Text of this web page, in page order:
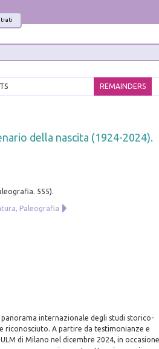
REMAINDERS
della nascita (1924-2024).
555).
Paleografia
internazionale degli studi storico-
riconosciuto. A partire da testimonianze e
di Milano nel dicembre 2024, in occasione
Sarai